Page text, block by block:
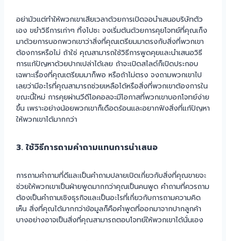
อย่ามัวแต่ทำให้พวกเขาเสียเวลาด้วยการเปิดจอนำเสนอบริษัทตัว
เอง ขยำวิธีการเก่าๆ ทิ้งไปซะ จงเริ่มต้นด้วยการคุยโจทย์ที่คุณเก็ง
มาด้วยการบอกพวกเขาว่าสิ่งที่คุณเตรียมมาตรงกับสิ่งที่พวกเขา
ต้องการหรือไม่ ถ้าใช่ คุณสามารถใช้วิธีการพูดคุยและนำเสนอวิธี
การแก้ปัญหาด้วยปากเปล่าได้เลย ถ้าจะเปิดสไลด์ก็เปิดประกอบ
เฉพาะเรื่องที่คุณเตรียมมาก็พอ หรือถ้าไม่ตรง จงถามพวกเขาไป
เลยว่ามีอะไรที่คุณสามารถช่วยเหลือได้หรือสิ่งที่พวกเขาต้องการใน
ขณะนี้ใหม่ การคุยผ่านวีดีโอคอลจะมีโอกาสที่พวกเขาบอกโจทย์ง่าย
ขึ้น เพราะอย่างน้อยพวกเขาก็เดือดร้อนและอยากฟังสิ่งที่แก้ปัญหา
ให้พวกเขาได้มากกว่า
3. ใช้วิธีการถามคำถามแทนการนำเสนอ
การถามคำถามที่ดีและเป็นคำถามปลายเปิดเกี่ยวกับสิ่งที่คุณขายจะ
ช่วยให้พวกเขาเป็นฝ่ายพูดมากกว่าคุณเป็นคนพูด คำถามที่ควรถาม
ต้องเป็นคำถามเชิงธุรกิจและเป็นอะไรที่เกี่ยวกับการถามความคิด
เห็น สิ่งที่คุณได้มากกว่าข้อมูลก็คือคำพูดที่ออกมาจากปากลูกค้า
บางอย่างอาจเป็นสิ่งที่คุณสามารถตอบโจทย์ให้พวกเขาได้นั่นเอง